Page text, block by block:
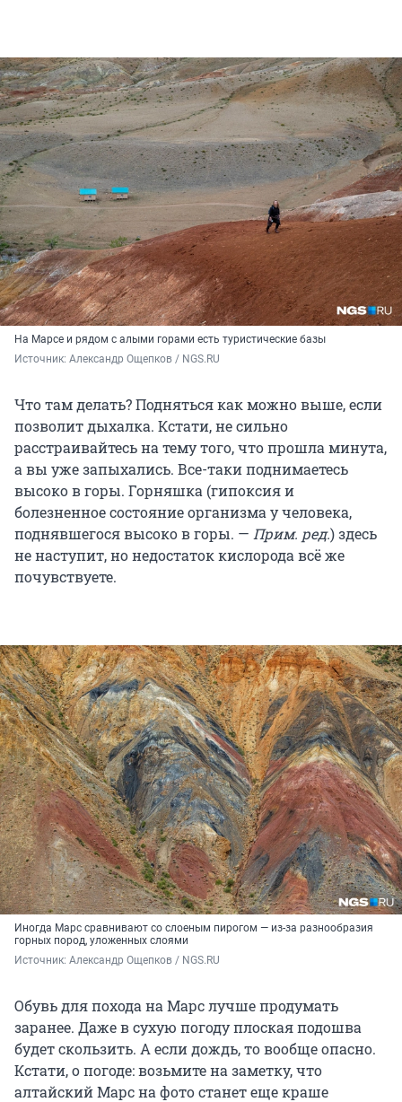
На Марсе и рядом с алыми горами есть туристические базы
Источник: Александр Ощепков / NGS.RU
Что там делать? Подняться как можно выше, если
позволит дыхалка. Кстати, не сильно
расстраивайтесь на тему того, что прошла минута,
а вы уже запыхались. Все-таки поднимаетесь
высоко в горы. Горняшка (гипоксия и
болезненное состояние организма у человека,
поднявшегося высоко в горы. — Прим. ред.) здесь
не наступит, но недостаток кислорода всё же
почувствуете.
Иногда Марс сравнивают со слоеным пирогом — из-за разнообразия
горных пород, уложенных слоями
Источник: Александр Ощепков / NGS.RU
Обувь для похода на Марс лучше продумать
заранее. Даже в сухую погоду плоская подошва
будет скользить. А если дождь, то вообще опасно.
Кстати, о погоде: возьмите на заметку, что
алтайский Марс на фото станет еще краше